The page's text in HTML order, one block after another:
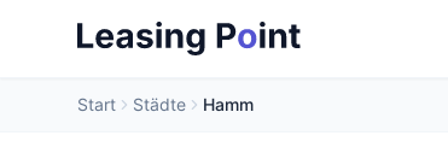
Start Städte Hamm